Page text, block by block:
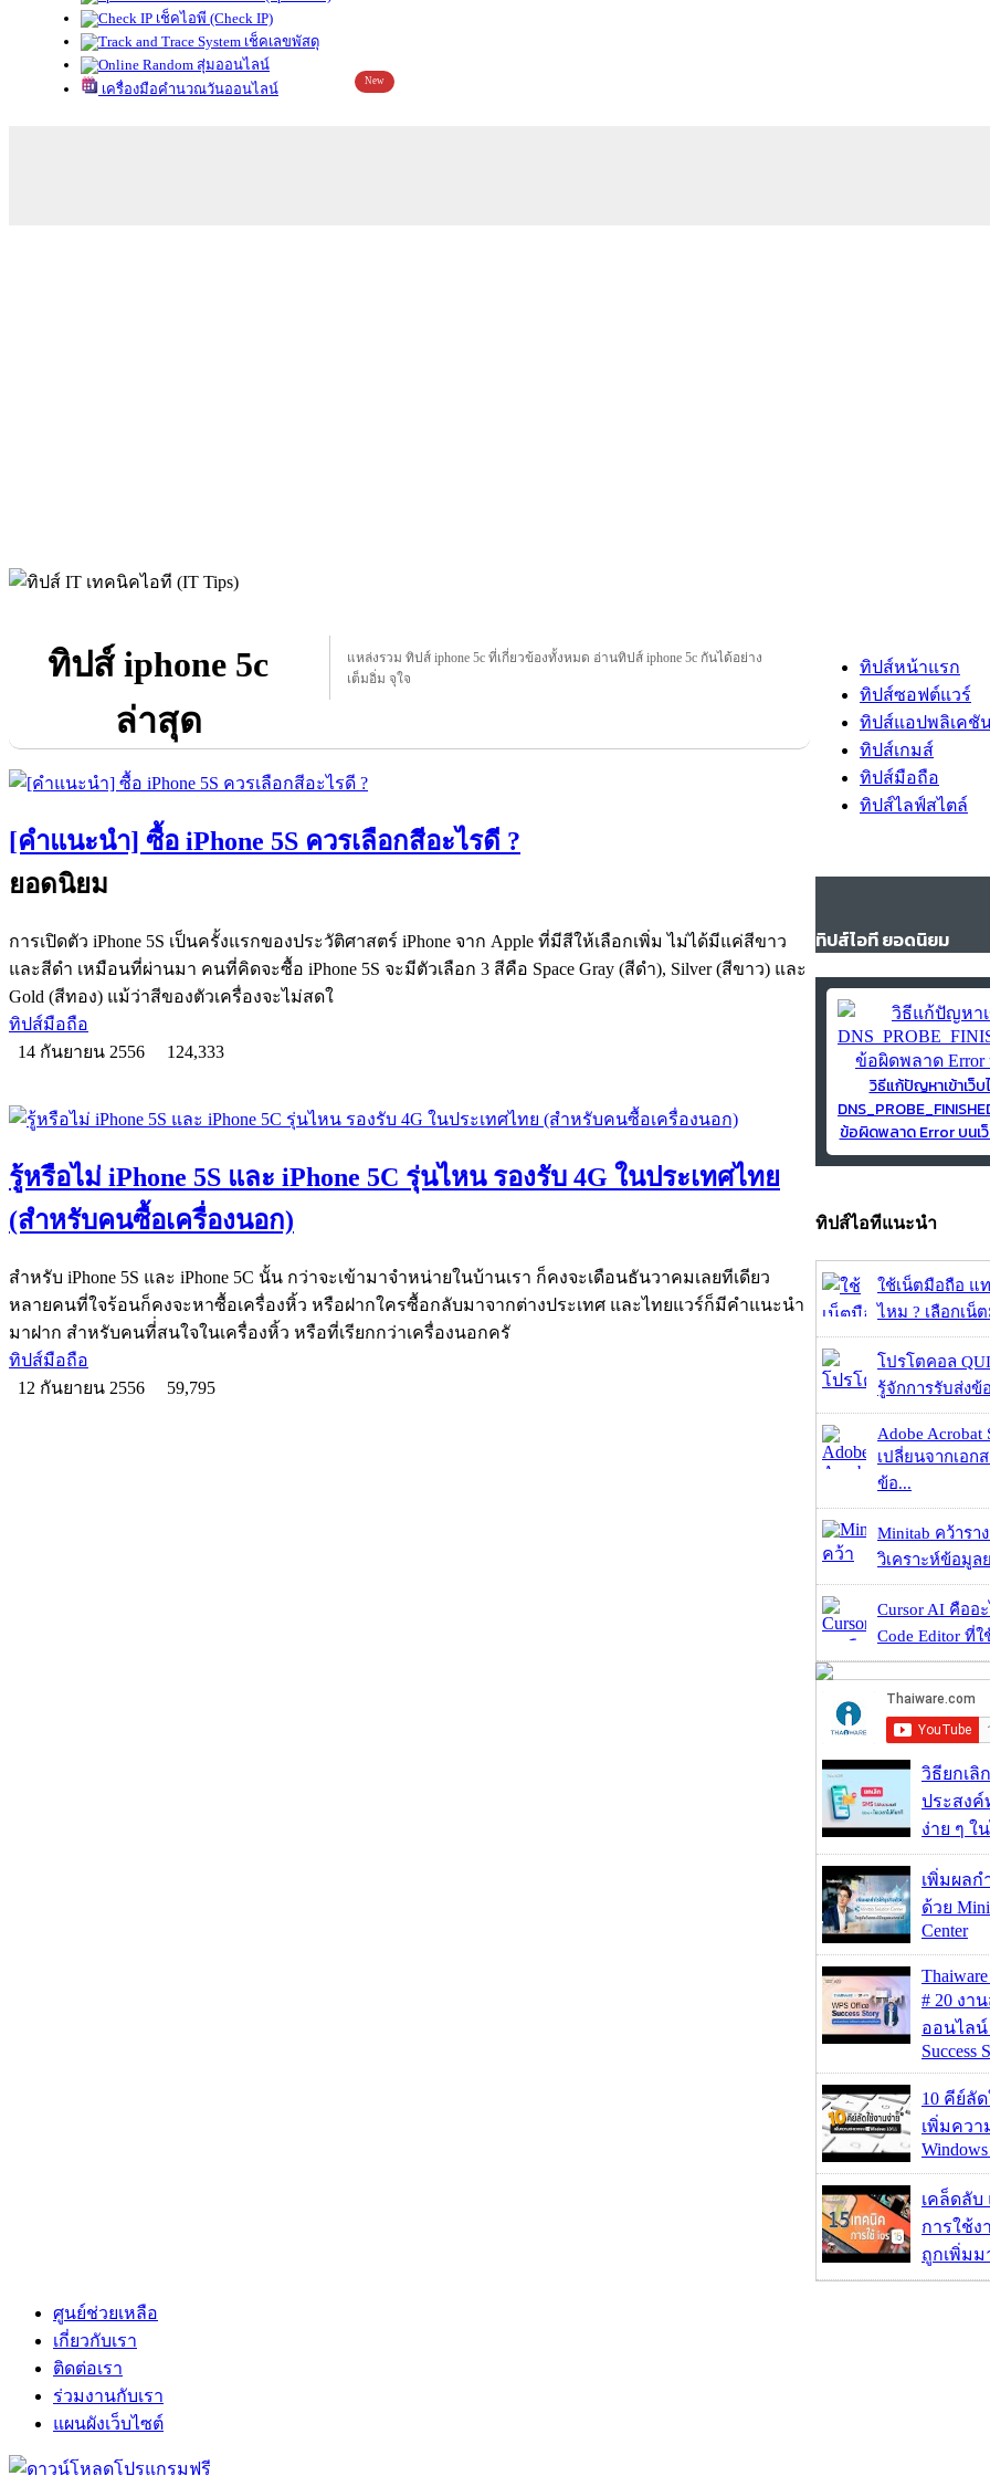
เช็คไอพี (Check IP)
เช็คเลขพัสดุ
สุ่มออนไลน์
เครื่องมือคำนวณวันออนไลน์
New
ทิปส์ iphone 5c
ล่าสุด
แหล่งรวม ทิปส์ iphone 5c ที่เกี่ยวข้องทั้งหมด อ่านทิปส์ iphone 5c กันได้อย่าง
เต็มอิ่ม จุใจ
[คำแนะนำ] ซื้อ iPhone 5S ควรเลือกสีอะไรดี ?
ยอดนิยม
การเปิดตัว iPhone 5S เป็นครั้งแรกของประวัติศาสตร์ iPhone จาก Apple ที่มีสีให้เลือกเพิ่ม ไม่ได้มีแค่สีขาว
และสีดำ เหมือนที่ผ่านมา คนที่คิดจะซื้อ iPhone 5S จะมีตัวเลือก 3 สีคือ Space Gray (สีดำ), Silver (สีขาว) และ
Gold (สีทอง) แม้ว่าสีของตัวเครื่องจะไม่สดใ
ทิปส์มือถือ
14 กันยายน 2556
124,333
รู้หรือไม่ iPhone 5S และ iPhone 5C รุ่นไหน รองรับ 4G ในประเทศไทย
(สำหรับคนซื้อเครื่องนอก)
สำหรับ iPhone 5S และ iPhone 5C นั้น กว่าจะเข้ามาจำหน่ายในบ้านเรา ก็คงจะเดือนธันวาคมเลยทีเดียว
หลายคนที่ใจร้อนก็คงจะหาซื้อเครื่องหิ้ว หรือฝากใครซื้อกลับมาจากต่างประเทศ และไทยแวร์ก็มีคำแนะนำ
มาฝาก สำหรับคนที่่สนใจในเครื่องหิ้ว หรือที่เรียกกว่าเครื่องนอกครั
ทิปส์มือถือ
12 กันยายน 2556
59,795
ทิปส์หน้าแรก
ทิปส์ซอฟต์แวร์
ทิปส์แอปพลิเคชั
ทิปส์เกมส์
ทิปส์มือถือ
ทิปส์ไลฟ์สไตล์
ทิปส์ไอที ยอดนิยม
วิธีแก้ปัญหาเข้าเว็บ
ข้อผิดพลาด Error บนเว็
ทิปส์ไอทีแนะนำ
ใช้เน็ตมือถือ แ
ไหม ? เลือกเน็
โปรโตคอล
รู้จักการรับส่ง
Adobe Acrobat
เปลี่ยนจากเอก
ข้อ...
Minitab คว้ารา
วิเคราะห์ข้อมูล
Cursor AI คืออ
Code Editor ที่
วิธียกเลิ
ประสงค์
ง่าย ๆ ใ
เพิ่มผลก
ด้วย
Center
# 20 งา
ออนไลน์
Success
10 คีย์ลั
เพิ่มคว
เคล็ดลับ
การใช้ง
ถูกเพิ่มม
ศูนย์ช่วยเหลือ
เกี่ยวกับเรา
ติดต่อเรา
ร่วมงานกับเรา
แผนผังเว็บไซต์